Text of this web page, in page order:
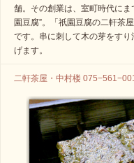
舗。その創業は、室町時代に
園豆腐”。「祇園豆腐の二軒茶
です。串に刺して木の芽をす
げます。
二軒茶屋・中村楼